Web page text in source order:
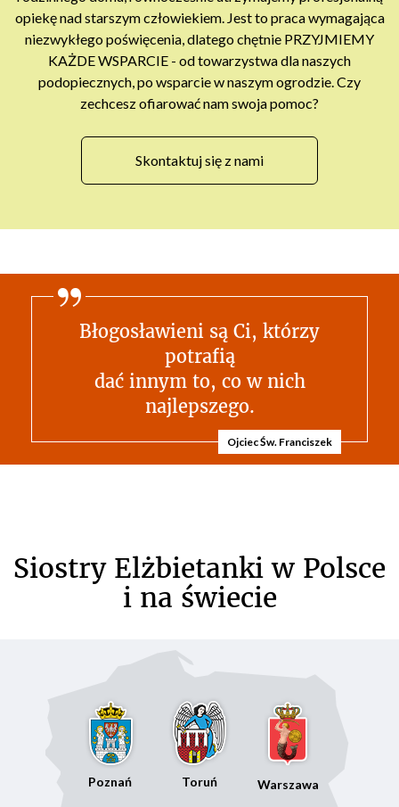
opiekę nad starszym człowiekiem. Jest to praca wymagająca
niezwykłego poświęcenia, dlatego chętnie PRZYJMIEMY
KAŻDE WSPARCIE - od towarzystwa dla naszych
podopiecznych, po wsparcie w naszym ogrodzie. Czy
zechcesz ofiarować nam swoja pomoc?
Skontaktuj się z nami
Błogosławieni są Ci, którzy
potrafią
dać innym to, co w nich
najlepszego.
Ojciec Św. Franciszek
Siostry Elżbietanki w Polsce
i na świecie
Poznań Toruń Warszawa